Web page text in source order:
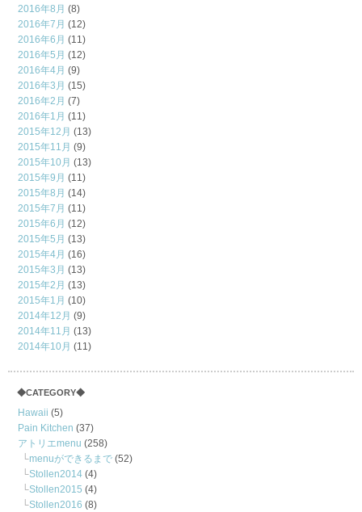
2016年8月 (8)
2016年7月 (12)
2016年6月 (11)
2016年5月 (12)
2016年4月 (9)
2016年3月 (15)
2016年2月 (7)
2016年1月 (11)
2015年12月 (13)
2015年11月 (9)
2015年10月 (13)
2015年9月 (11)
2015年8月 (14)
2015年7月 (11)
2015年6月 (12)
2015年5月 (13)
2015年4月 (16)
2015年3月 (13)
2015年2月 (13)
2015年1月 (10)
2014年12月 (9)
2014年11月 (13)
2014年10月 (11)
◆CATEGORY◆
Hawaii (5)
Pain Kitchen (37)
アトリエmenu (258)
menuができるまで (52)
Stollen2014 (4)
Stollen2015 (4)
Stollen2016 (8)